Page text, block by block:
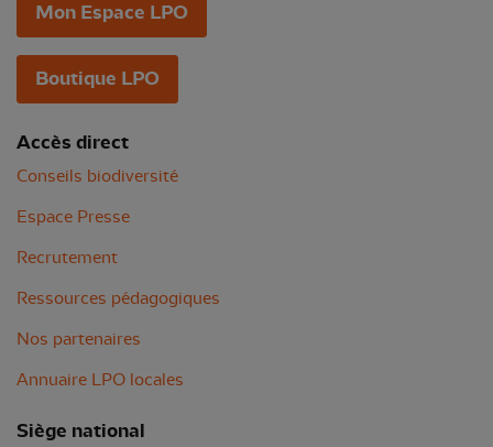
Mon Espace LPO
Boutique LPO
Accès direct
Conseils biodiversité
Espace Presse
Recrutement
Ressources pédagogiques
Nos partenaires
Annuaire LPO locales
Siège national